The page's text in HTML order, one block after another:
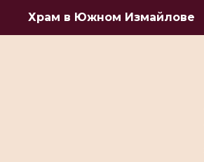
Храм в Южном Измайлове